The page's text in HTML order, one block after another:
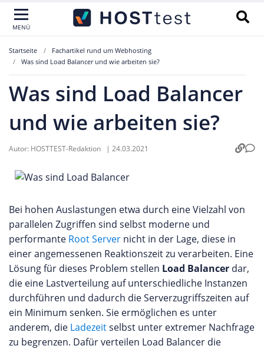
MENÜ
Startseite
Fachartikel rund um Webhosting
Was sind Load Balancer und wie arbeiten sie?
Was sind Load Balancer
und wie arbeiten sie?
Autor: HOSTTEST-Redaktion | 24.03.2021
Bei hohen Auslastungen etwa durch eine Vielzahl von
parallelen Zugriffen sind selbst moderne und
performante Root Server nicht in der Lage, diese in
einer angemessenen Reaktionszeit zu verarbeiten. Eine
Lösung für dieses Problem stellen Load Balancer dar,
die eine Lastverteilung auf unterschiedliche Instanzen
durchführen und dadurch die Serverzugriffszeiten auf
ein Minimum senken. Sie ermöglichen es unter
anderem, die Ladezeitselbst unter extremer Nachfrage
zu begrenzen. Dafür verteilen Load Balancer die